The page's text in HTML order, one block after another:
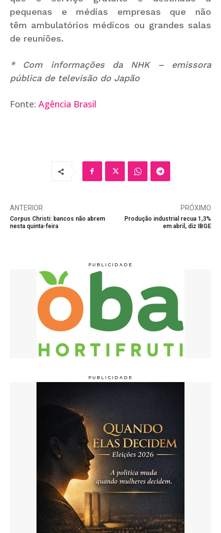
pequenas e médias empresas que não
têm ambulatórios médicos ou grandes salas
de reuniões.
* Com informações da NHK – emissora
pública de televisão do Japão
Fonte: Agência Brasil
ANTERIOR
Corpus Christi: bancos não abrem
nesta quinta-feira
PRÓXIMO
Produção industrial recua 1,3%
em abril, diz IBGE